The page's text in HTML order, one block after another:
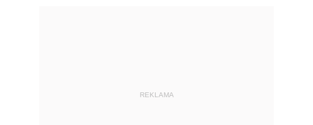
REKLAMA